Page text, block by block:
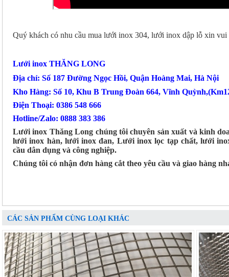
Quý khách có nhu cầu mua lưới inox 304, lưới inox dập lỗ xin vui
Lưới inox THĂNG LONG
Địa chỉ: Số 187 Đường Ngọc Hồi, Quận Hoàng Mai, Hà Nội
Kho Hàng: Số 10, Khu B Trung Đoàn 664, Vĩnh
Điện Thoại: 0386 548 666
Hotline/Zalo: 0888 383 386
Lưới inox Thăng Long chúng tôi chuyên sản xuất và kinh
lưới inox hàn, lưới inox đan, Lưới inox lọc tạp chất, lưới
cầu dân dụng và công nghiệp.
Chúng tôi có nhận đơn hàng cắt theo yêu cầu và giao hàng
CÁC SẢN PHẨM CÙNG LOẠI KHÁC